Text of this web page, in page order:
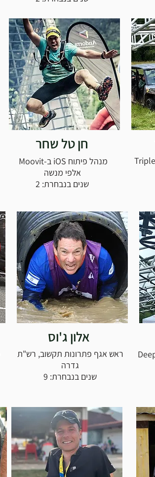
חן טל שחר
מנהל פיתוח iOS ב-Moovit
אלפי מנשה
שנים בנבחרת: 2
ראש אגף פתרונות תקשוב, רש"ת
גדרה
שנים בנבחרת: 9